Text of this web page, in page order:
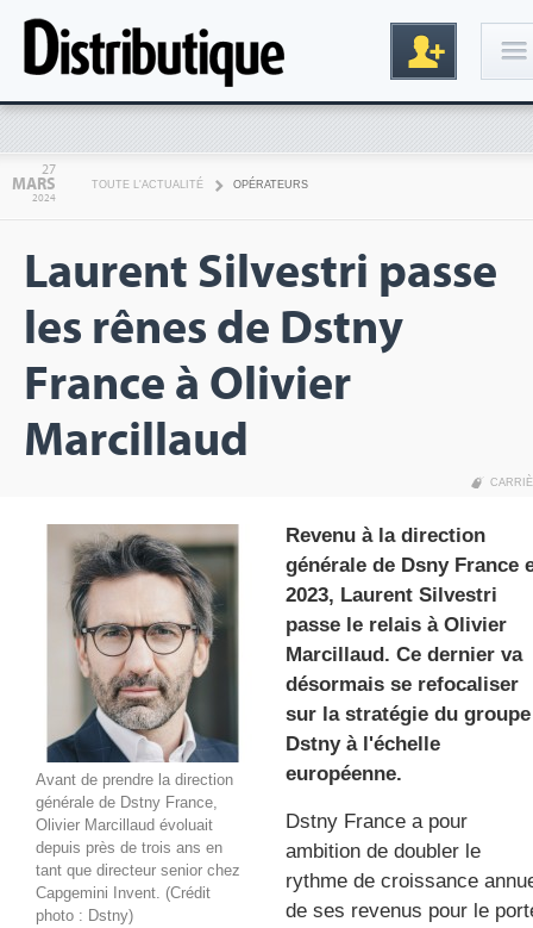
gratuite
27
MARS
2024
TOUTE L'ACTUALITÉ OPÉRATEURS
Laurent Silvestri passe
les rênes de Dstny
France à Olivier
Marcillaud
Avant de prendre la direction
générale de Dstny France,
Olivier Marcillaud évoluait
depuis près de trois ans en
tant que directeur senior chez
Capgemini Invent. (Crédit
photo : Dstny)
Revenu à la direction
générale de Dsny France
2023, Laurent Silvestri
passe le relais à Olivier
Marcillaud. Ce dernier va
désormais se refocaliser
sur la stratégie du groupe
Dstny à l'échelle
européenne.
Dstny France a pour
ambition de doubler le
rythme de croissance
de ses revenus pour le